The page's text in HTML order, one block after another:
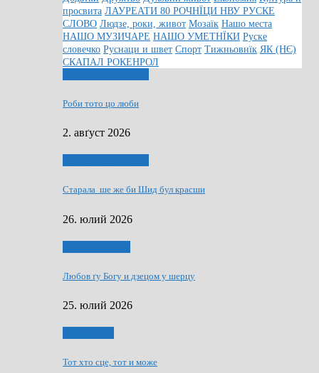
просвита ЛАУРЕАТИ 80 РОЧНЇЦИ НВУ РУСКЕ
СЛОВО Людзе, роки, живот Мозаїк Нашо места
НАШО МУЗИЧАРЕ НАШО УМЕТНЇКИ Руске
словечко Руснаци и швет Спорт Тижньовнїк ЯК (НЄ)
СКАПАЛ РОКЕНРОЛ
Роби тото цо люби
2. авґуст 2026
Старала ше же би Шид бул красши
26. юлий 2026
Любов ґу Богу и дзецом у шерцу
25. юлий 2026
Тот хто сце, тот и може